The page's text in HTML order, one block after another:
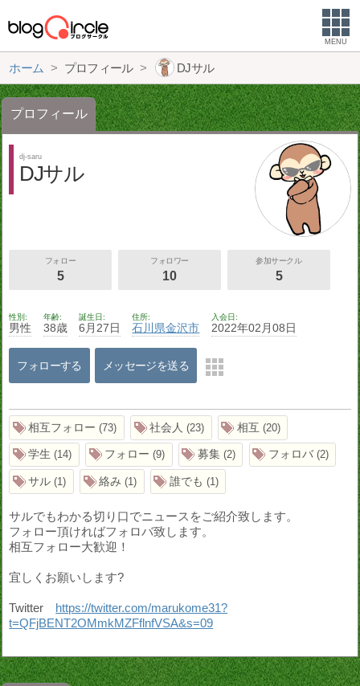
MENU
ホーム プロフィール DJサル
プロフィール
dj-saru
DJサル
フォロー
5
フォロワー
10
参加サークル
5
性別
男性
年齢
38歳
誕生日
6月27日
住所
石川県金沢市
入会日
2022年02月08日
フォローする メッセージを送る
相互フォロー 73 社会人 23 相互 20
学生 14 フォロー 9 募集 2 フォロバ 2
サル 1 絡み 1 誰でも 1
サルでもわかる切り口でニュースをご紹介致します。
フォロー頂ければフォロバ致します。
相互フォロー大歓迎！
宜しくお願いします?
Twitter https://twitter.com/marukome31?
t=QFjBENT2OMmkMZFflnfVSA&s=09